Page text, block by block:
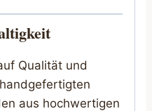
Qualität und
aus hochwertigen